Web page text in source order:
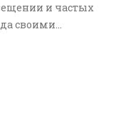
и частых
своими